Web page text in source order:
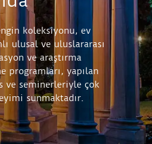
koleksiyonu, ev
ulusal ve uluslararası
ve araştırma
programları, yapılan
ve seminerleriyle çok
sunmaktadır.